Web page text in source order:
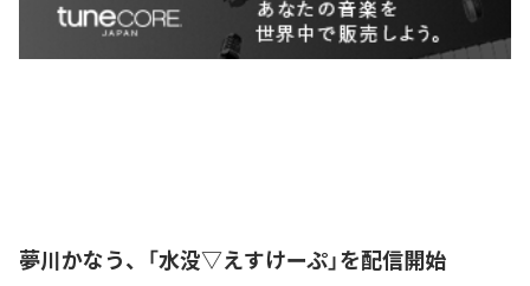
夢川かなう、「水没▽えすけーぷ」を配信開始